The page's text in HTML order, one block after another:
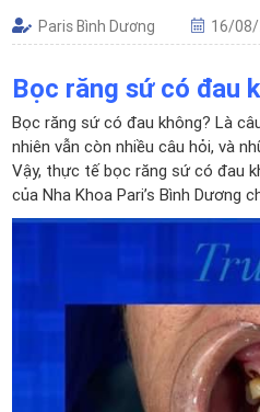
Paris Bình Dương 16/
Bọc răng sứ có đau
Bọc răng sứ có đau không? Là
nhiên vẫn còn nhiều câu hỏi, và
Vậy, thực tế bọc răng sứ có đau
của Nha Khoa Pari’s Bình Dương